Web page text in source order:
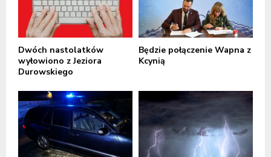
Dwóch nastolatków
wyłowiono z Jeziora
Durowskiego
Będzie połączenie Wapna z
Kcynią